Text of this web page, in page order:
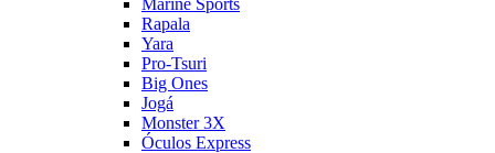
Marine Sports
Rapala
Yara
Pro-Tsuri
Big Ones
Jogá
Monster 3X
Óculos Express